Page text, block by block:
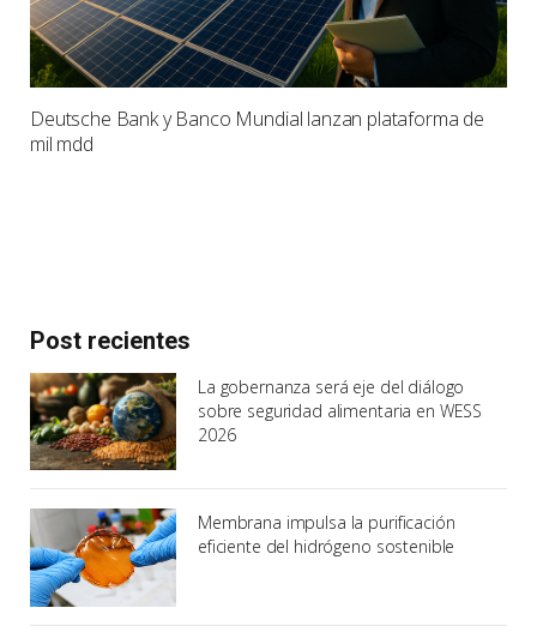
Deutsche Bank y Banco Mundial lanzan plataforma de
mil mdd
Post recientes
La gobernanza será eje del diálogo
sobre seguridad alimentaria en WESS
2026
Membrana impulsa la purificación
eficiente del hidrógeno sostenible